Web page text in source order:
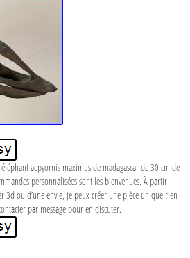
aepyornis maximus de madagascar de 30 cm de
personnalisées sont les bienvenues. À partir
3d ou d’une envie, je peux créer une pièce unique rien
par message pour en discuter.